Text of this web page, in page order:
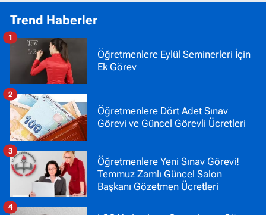
Trend Haberler
Öğretmenlere Eylül Seminerleri İçin
Ek Görev
1
Öğretmenlere Dört Adet Sınav
Görevi ve Güncel Görevli Ücretleri
2
Öğretmenlere Yeni Sınav Görevi!
Temmuz Zamlı Güncel Salon
Başkanı Gözetmen Ücretleri
3
4